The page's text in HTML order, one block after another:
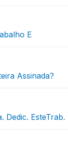
E
Assinada?
Dedic. EsteTrab.